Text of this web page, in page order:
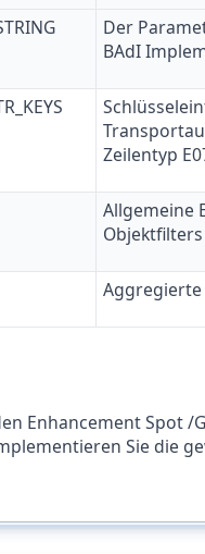
Der
BAdI
Zeilentyp
Allgemeine
Objektfilters
Aggregierte
Spot /
Sie die